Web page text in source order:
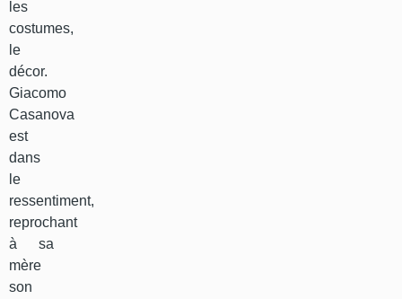
les
costumes,
le
décor.
Giacomo
Casanova
est
dans
le
ressentiment,
reprochant
à sa
mère
son